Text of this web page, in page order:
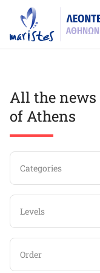
main
content
All the news
of Athens
Categories
Levels
Order